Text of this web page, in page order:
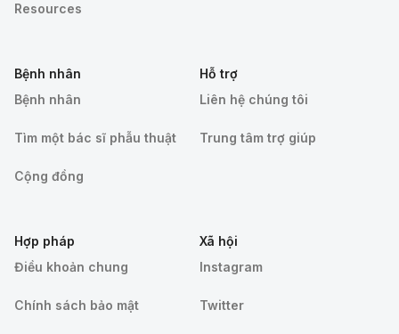
Resources
Bệnh nhân
Bệnh nhân
Tìm một bác sĩ phẫu thuật
Cộng đồng
Hỗ trợ
Liên hệ chúng tôi
Trung tâm trợ giúp
Hợp pháp
Điều khoản chung
Chính sách bảo mật
Xã hội
Instagram
Twitter